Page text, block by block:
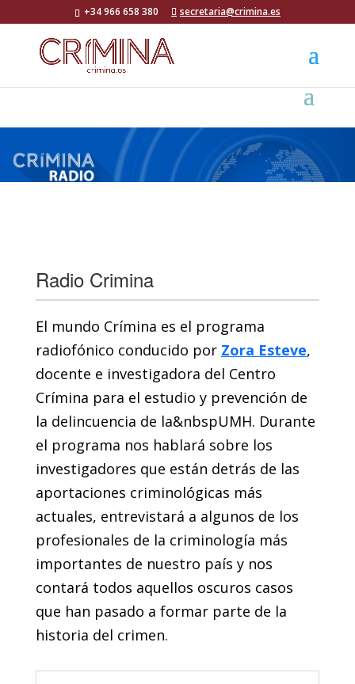
+34 966 658 380 secretaria@crimina.es
Radio Crimina
El mundo Crímina es el programa
radiofónico conducido por Zora Esteve,
docente e investigadora del Centro
Crímina para el estudio y prevención de
la delincuencia de la&nbspUMH. Durante
el programa nos hablará sobre los
investigadores que están detrás de las
aportaciones criminológicas más
actuales, entrevistará a algunos de los
profesionales de la criminología más
importantes de nuestro país y nos
contará todos aquellos oscuros casos
que han pasado a formar parte de la
historia del crimen.